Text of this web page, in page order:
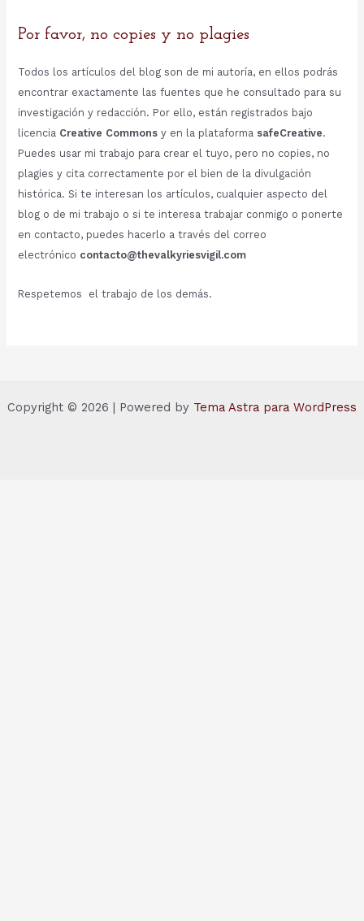
Por favor, no copies y no plagies
Todos los artículos del blog son de mi autoría, en ellos podrás
encontrar exactamente las fuentes que he consultado para su
investigación y redacción. Por ello, están registrados bajo
licencia Creative Commonsy en la plataforma safeCreative.
Puedes usar mi trabajo para crear el tuyo, pero no copies, no
plagies y cita correctamente por el bien de la divulgación
histórica. Si te interesan los artículos, cualquier aspecto del
blog o de mi trabajo o si te interesa trabajar conmigo o ponerte
en contacto, puedes hacerlo a través del correo
electrónico contacto@thevalkyriesvigil.com
Respetemos el trabajo de los demás.
Copyright © 2026 | Powered by Tema Astra para WordPress